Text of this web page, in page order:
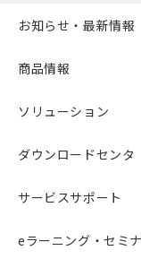
お知らせ・最新情報
商品情報
ソリューション
ダウンロードセンタ
サービスサポート
eラーニング・セミナ